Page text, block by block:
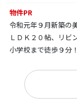
物件PR
令和元年９月新築の
ＬＤＫ２０帖、リビ
小学校まで徒歩９分！